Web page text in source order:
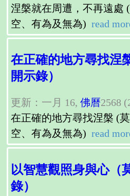
涅槃就在周遭，不再遠處
空、有為及無為) read
在正確的地方尋找涅
開示錄）
更新：一月 16, 佛曆2568
在正確的地方尋找涅槃 (
空、有為及無為) read
以智慧觀照身與心（
錄）